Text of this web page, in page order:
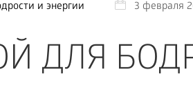
и энергии 3 февраля
ДЛЯ